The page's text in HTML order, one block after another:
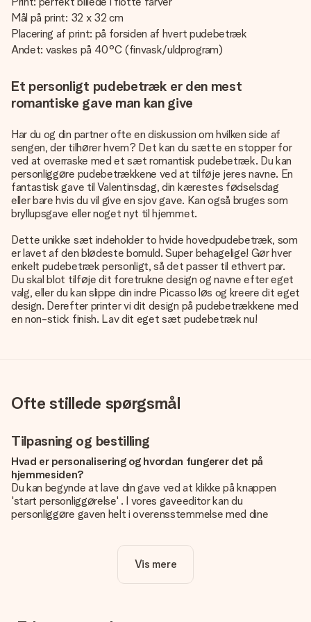
Mål på print: 32 x 32 cm
Placering af print: på forsiden af hvert pudebetræk
Andet: vaskes på 40°C (finvask/uldprogram)
Et personligt pudebetræk er den mest
romantiske gave man kan give
Har du og din partner ofte en diskussion om hvilken side af
sengen, der tilhører hvem? Det kan du sætte en stopper for
ved at overraske med et sæt romantisk pudebetræk. Du kan
personliggøre pudebetrækkene ved at tilføje jeres navne. En
fantastisk gave til Valentinsdag, din kærestes fødselsdag
eller bare hvis du vil give en sjov gave. Kan også bruges som
bryllupsgave eller noget nyt til hjemmet.
Dette unikke sæt indeholder to hvide hovedpudebetræk, som
er lavet af den blødeste bomuld. Super behagelige! Gør hver
enkelt pudebetræk personligt, så det passer til ethvert par.
Du skal blot tilføje dit foretrukne design og navne efter eget
valg, eller du kan slippe din indre Picasso løs og kreere dit eget
design. Derefter printer vi dit design på pudebetrækkene med
en non-stick finish. Lav dit eget sæt pudebetræk nu!
Ofte stillede spørgsmål
Tilpasning og bestilling
Hvad er personalisering og hvordan fungerer det på
hjemmesiden?
Du kan begynde at lave din gave ved at klikke på knappen
'start personliggørelse' . I vores gaveeditor kan du
personliggøre gaven helt i overensstemmelse med dine
Er personalisering inkluderet i prisen?
Prisen der vises på hjemmesiden omfatter personliggørelse
Vis mere